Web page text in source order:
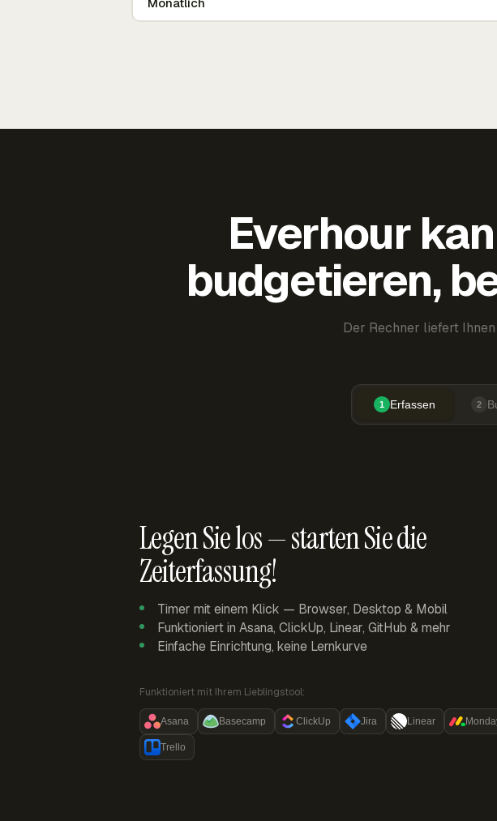
Everhour
budgetieren,
Der Rechner liefert
1 Erfassen 2
Legen Sie los — starten Sie die
Zeiterfassung!
Timer mit einem Klick — Browser, Desktop & Mobil
Funktioniert in Asana, ClickUp, Linear, GitHub & mehr
Einfache Einrichtung, keine Lernkurve
Funktioniert mit Ihrem Lieblingstool:
Asana Basecamp ClickUp Jira Linear
Trello